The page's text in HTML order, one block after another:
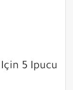
Için 5 Ipucu